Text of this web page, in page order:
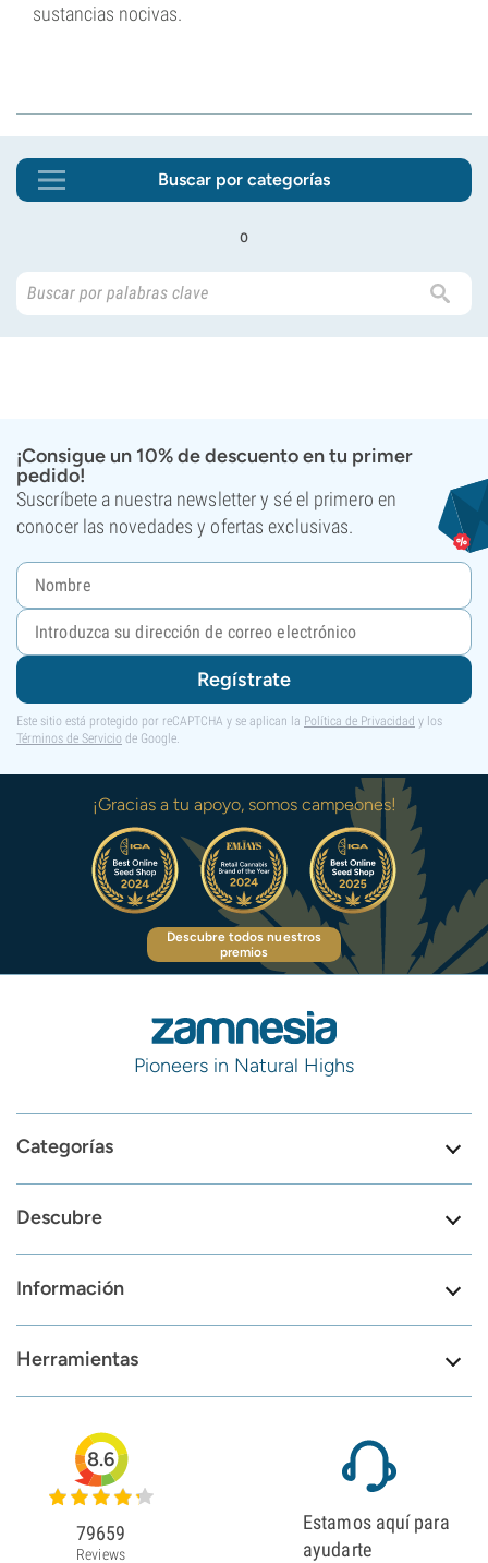
sustancias nocivas.
Buscar por categorías
o
¡Consigue un 10% de descuento en tu primer
pedido!
Suscríbete a nuestra newsletter y sé el primero en
conocer las novedades y ofertas exclusivas.
Regístrate
Este sitio está protegido por reCAPTCHA y se aplican la Política de Privacidad y los
Términos de Servicio de Google.
¡Gracias a tu apoyo, somos campeones!
Descubre todos nuestros
premios
Pioneers in Natural Highs
Categorías
Descubre
Información
Herramientas
8.6
79659
Reviews
Estamos aquí para
ayudarte